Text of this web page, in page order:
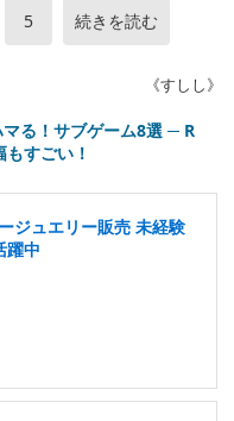
5 続きを読む
《すしし》
マる！サブゲーム8選 ─ R
すごい！
ジュエリー販売 未経験
躍中